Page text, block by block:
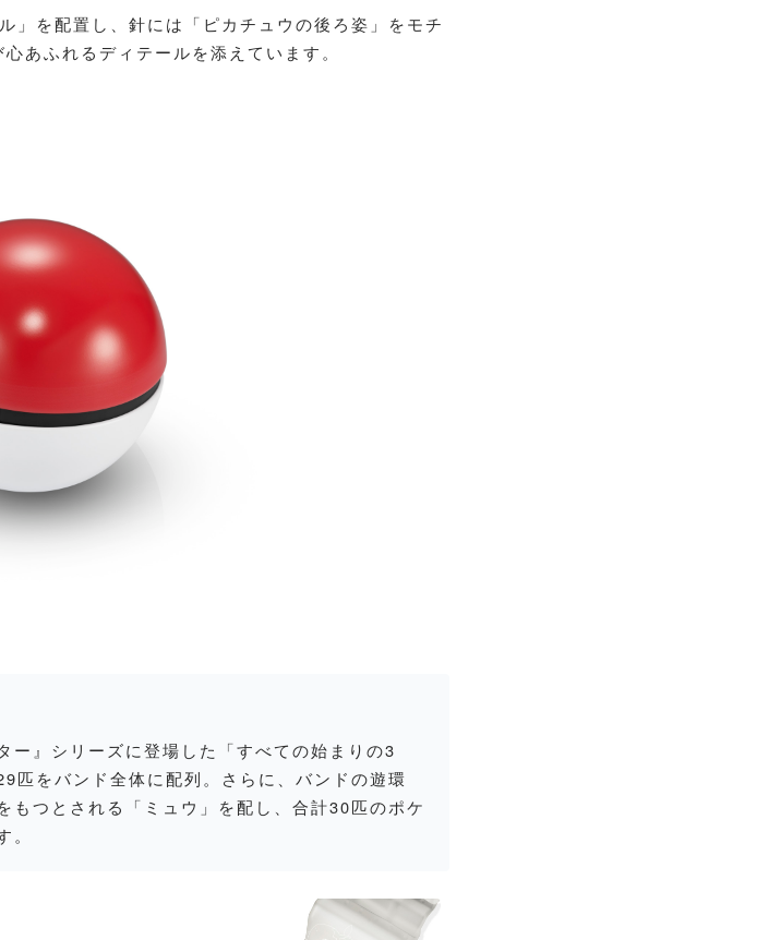
」を配置し、針には「ピカチュウの後ろ姿」をモチ
あふれるディテールを添えています。
ー』シリーズに登場した「すべての始まりの3
匹をバンド全体に配列。さらに、バンドの遊環
もつとされる「ミュウ」を配し、合計30匹のポケ